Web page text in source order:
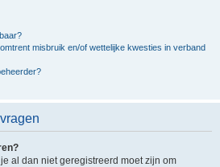
misbruik en/of wettelijke kwesties in verband
al dan niet geregistreerd moet zijn om